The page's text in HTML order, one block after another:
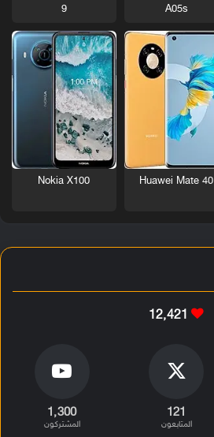
A05s
9
Huawei Mate 40
Nokia X100
12٬421
121
المتابعون
1٬300
المشتركون